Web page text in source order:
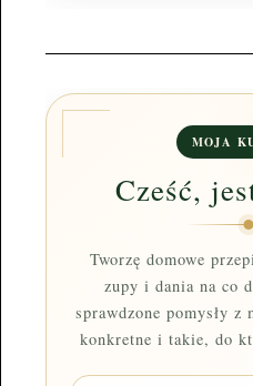
MOJA
Cześć,
Tworzę domowe
zupy i dania na co
sprawdzone pomysły
konkretne i takie, do